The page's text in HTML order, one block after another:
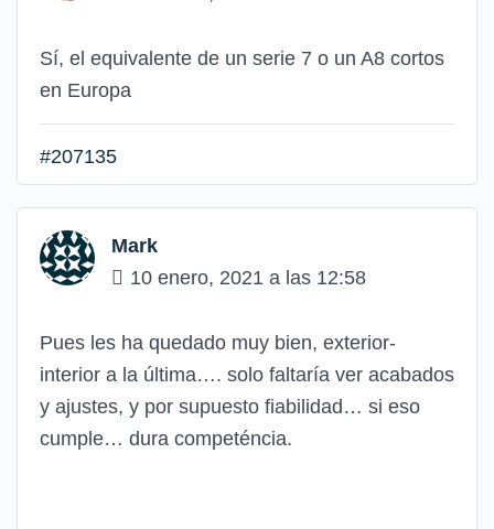
Sí, el equivalente de un serie 7 o un A8 cortos
en Europa
#207135
Mark
10 enero, 2021 a las 12:58
Pues les ha quedado muy bien, exterior-
interior a la última…. solo faltaría ver acabados
y ajustes, y por supuesto fiabilidad… si eso
cumple… dura competéncia.